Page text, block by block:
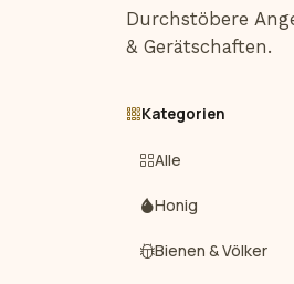
Durchstöbere
& Gerätschaften.
Kategorien
Alle
Honig
Bienen & Völker